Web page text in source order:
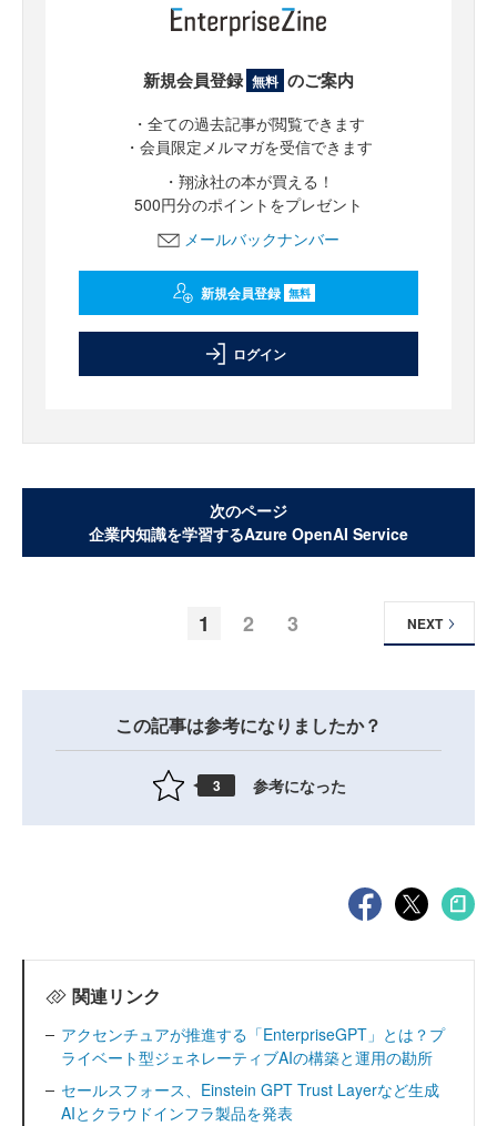
新規会員登録 無料 のご案内
・全ての過去記事が閲覧できます
・会員限定メルマガを受信できます
・翔泳社の本が買える！
500円分のポイントをプレゼント
メールバックナンバー
新規会員登録 無料
ログイン
次のページ
企業内知識を学習するAzure OpenAI Service
1 2 3 NEXT
この記事は参考になりましたか？
3 参考になった
関連リンク
アクセンチュアが推進する「EnterpriseGPT」とは？プ
ライベート型ジェネレーティブAIの構築と運用の勘所
セールスフォース、Einstein GPT Trust Layerなど生成
AIとクラウドインフラ製品を発表